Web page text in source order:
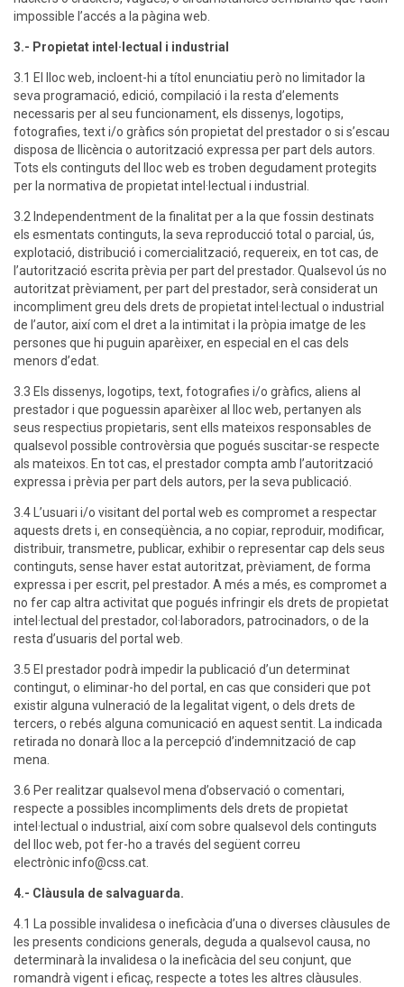
impossible l’accés a la pàgina web.
3.- Propietat intel·lectual i industrial
3.1 El lloc web, incloent-hi a títol enunciatiu però no limitador la
seva programació, edició, compilació i la resta d’elements
necessaris per al seu funcionament, els dissenys, logotips,
fotografies, text i/o gràfics són propietat del prestador o si s’escau
disposa de llicència o autorització expressa per part dels autors.
Tots els continguts del lloc web es troben degudament protegits
per la normativa de propietat intel·lectual i industrial.
3.2 Independentment de la finalitat per a la que fossin destinats
els esmentats continguts, la seva reproducció total o parcial, ús,
explotació, distribució i comercialització, requereix, en tot cas, de
l’autorització escrita prèvia per part del prestador. Qualsevol ús no
autoritzat prèviament, per part del prestador, serà considerat un
incompliment greu dels drets de propietat intel·lectual o industrial
de l’autor, així com el dret a la intimitat i la pròpia imatge de les
persones que hi puguin aparèixer, en especial en el cas dels
menors d’edat.
3.3 Els dissenys, logotips, text, fotografies i/o gràfics, aliens al
prestador i que poguessin aparèixer al lloc web, pertanyen als
seus respectius propietaris, sent ells mateixos responsables de
qualsevol possible controvèrsia que pogués suscitar-se respecte
als mateixos. En tot cas, el prestador compta amb l’autorització
expressa i prèvia per part dels autors, per la seva publicació.
3.4 L’usuari i/o visitant del portal web es compromet a respectar
aquests drets i, en conseqüència, a no copiar, reproduir, modificar,
distribuir, transmetre, publicar, exhibir o representar cap dels seus
continguts, sense haver estat autoritzat, prèviament, de forma
expressa i per escrit, pel prestador. A més a més, es compromet a
no fer cap altra activitat que pogués infringir els drets de propietat
intel·lectual del prestador, col·laboradors, patrocinadors, o de la
resta d’usuaris del portal web.
3.5 El prestador podrà impedir la publicació d’un determinat
contingut, o eliminar-ho del portal, en cas que consideri que pot
existir alguna vulneració de la legalitat vigent, o dels drets de
tercers, o rebés alguna comunicació en aquest sentit. La indicada
retirada no donarà lloc a la percepció d’indemnització de cap
mena.
3.6 Per realitzar qualsevol mena d’observació o comentari,
respecte a possibles incompliments dels drets de propietat
intel·lectual o industrial, així com sobre qualsevol dels continguts
del lloc web, pot fer-ho a través del següent correu
electrònic info@css.cat.
4.- Clàusula de salvaguarda.
4.1 La possible invalidesa o ineficàcia d’una o diverses clàusules de
les presents condicions generals, deguda a qualsevol causa, no
determinarà la invalidesa o la ineficàcia del seu conjunt, que
romandrà vigent i eficaç, respecte a totes les altres clàusules.